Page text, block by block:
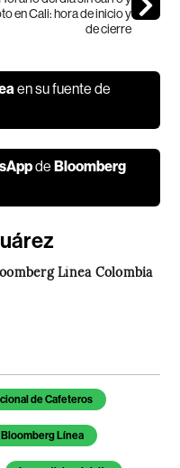
en Cali: hora de inicio y
de cierre
en su fuente de
deBloomberg
Línea Colombia
de Cafeteros
Bloomberg Línea